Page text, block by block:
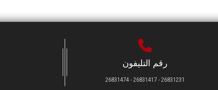
رقم التليفون
26831231 - 26831417 - 26831474